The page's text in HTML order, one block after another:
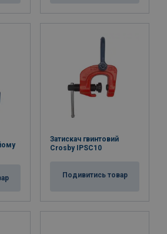
Затискач гвинтовий
Crosby IPSC10
Подивитись товар